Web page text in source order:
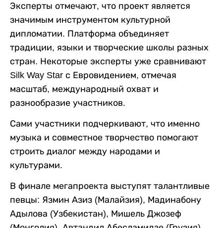
Эксперты отмечают, что проект является
значимым инструментом культурной
дипломатии. Платформа объединяет
традиции, языки и творческие школы разных
стран. Некоторые эксперты уже сравнивают
Silk Way Star с Евровидением, отмечая
масштаб, международный охват и
разнообразие участников.
Сами участники подчеркивают, что именно
музыка и совместное творчество помогают
строить диалог между народами и
культурами.
В финале мегапроекта выступят талантливые
певцы: Язмин Азиз (Малайзия), Мадинабону
Адылова (Узбекистан), Мишель Джозеф